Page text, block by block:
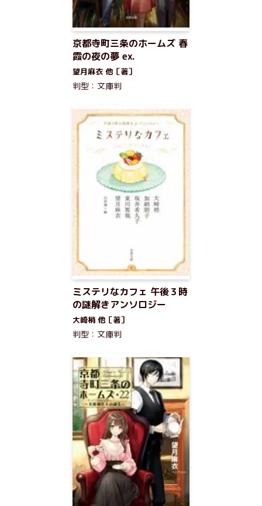
京都寺町三条のホームズ 春
霞の夜の夢 ex.
望月麻衣 他［著］
判型：文庫判
ミステリなカフェ 午後３時
の謎解きアンソロジー
大崎梢 他［著］
判型：文庫判